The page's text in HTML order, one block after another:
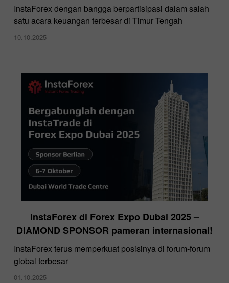
InstaForex dengan bangga berpartisipasi dalam salah
satu acara keuangan terbesar di Timur Tengah
10.10.2025
InstaForex di Forex Expo Dubai 2025 –
DIAMOND SPONSOR pameran internasional!
InstaForex terus memperkuat posisinya di forum-forum
global terbesar
01.10.2025